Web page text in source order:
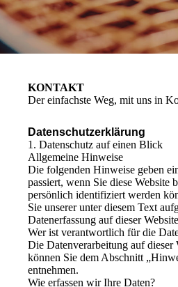
KONTAKT
Der einfachste Weg, mit uns in
Datenschutzerklärung
1. Datenschutz auf einen Blick
Allgemeine Hinweise
Die folgenden Hinweise geben
passiert, wenn Sie diese Website
persönlich identifiziert werden
Sie unserer unter diesem Text
Datenerfassung auf dieser Website
Wer ist verantwortlich für die
Die Datenverarbeitung auf dieser
können Sie dem Abschnitt
entnehmen.
Wie erfassen wir Ihre Daten?